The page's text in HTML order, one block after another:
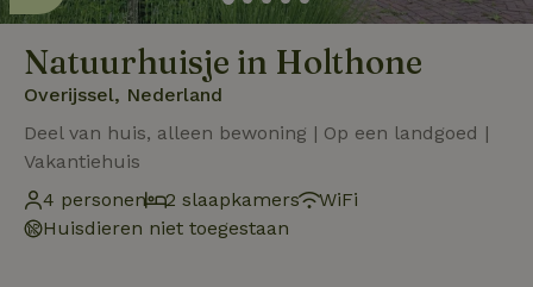
Natuurhuisje in Holthone
Overijssel, Nederland
Deel van huis, alleen bewoning | Op een landgoed |
Vakantiehuis
4 personen
2 slaapkamers
WiFi
Huisdieren niet toegestaan